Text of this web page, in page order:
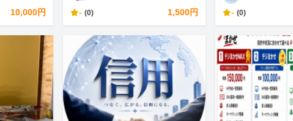
10,000円 - (0) 1,500円 - (0)